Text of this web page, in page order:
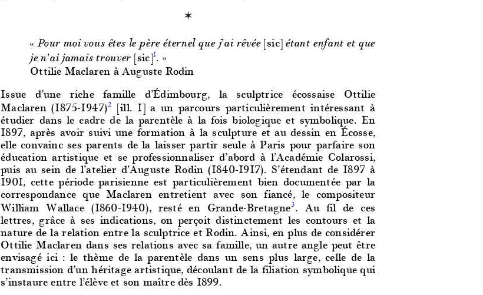
« Pour moi vous êtes le père éternel que j’ai rêvée[sic]étant enfant et que
je n’ai jamais trouver [sic]1. »
Ottilie Maclaren à Auguste Rodin
Issue d’une riche famille d’Édimbourg, la sculptrice écossaise Ottilie
Maclaren (1875-1947)2 [ill. 1] a un parcours particulièrement intéressant à
étudier dans le cadre de la parentèle à la fois biologique et symbolique. En
1897, après avoir suivi une formation à la sculpture et au dessin en Écosse,
elle convainc ses parents de la laisser partir seule à Paris pour parfaire son
éducation artistique et se professionnaliser d’abord à l’Académie Colarossi,
puis au sein de l’atelier d’Auguste Rodin (1840-1917). S’étendant de 1897 à
1901, cette période parisienne est particulièrement bien documentée par la
correspondance que Maclaren entretient avec son fiancé, le compositeur
William Wallace (1860-1940), resté en Grande-Bretagne3. Au fil de ces
lettres, grâce à ses indications, on perçoit distinctement les contours et la
nature de la relation entre la sculptrice et Rodin. Ainsi, en plus de considérer
Ottilie Maclaren dans ses relations avec sa famille, un autre angle peut être
envisagé ici : le thème de la parentèle dans un sens plus large, celle de la
transmission d’un héritage artistique, découlant de la filiation symbolique qui
s’instaure entre l’élève et son maître dès 1899.